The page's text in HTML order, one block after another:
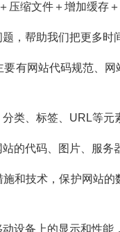
压缩文件＋增加缓存
，帮助我们把更多时
有网站代码规范、
类、标签、URL等元
的代码、图片、服务
和技术，保护网站
设备上的显示和性能